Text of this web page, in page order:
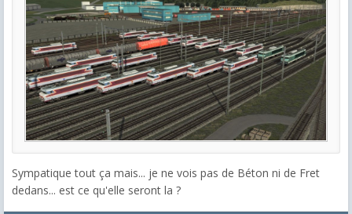
Sympatique tout ça mais... je ne vois pas de Béton ni de Fret
dedans... est ce qu'elle seront la ?